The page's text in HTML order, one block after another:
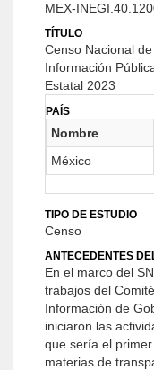
MEX-
TÍTULO
Censo Nacional
Información
Estatal 2023
PAÍS
Nombre
México
TIPO DE ESTUDIO
Censo
ANTECEDENTES
En el marco del
trabajos del
Información de
iniciaron las
que sería el
materias de